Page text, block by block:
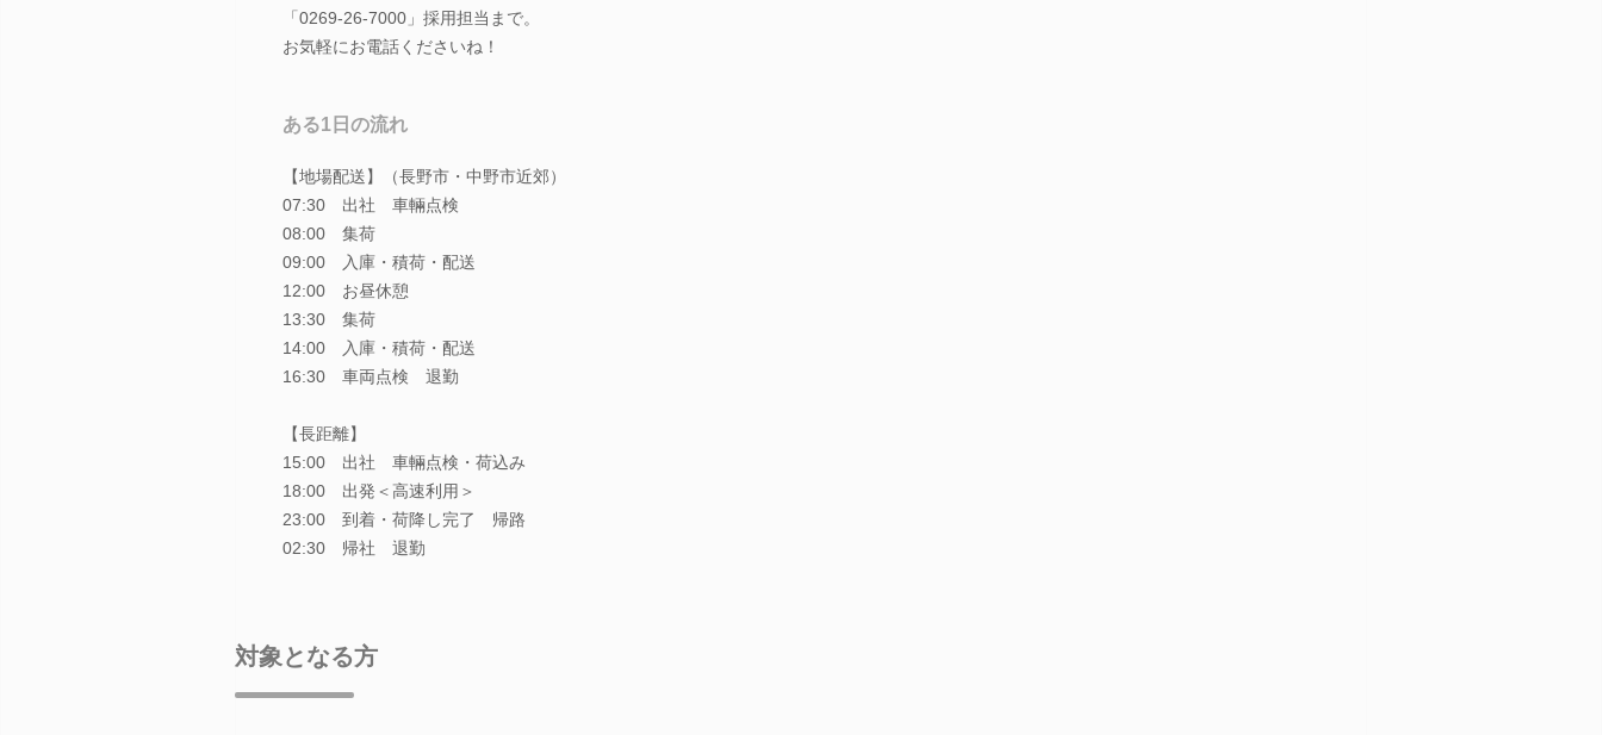
「0269-26-7000」採用担当まで。
お気軽にお電話くださいね！
ある1日の流れ
【地場配送】（長野市・中野市近郊）
07:30 出社 車輛点検
08:00 集荷
09:00 入庫・積荷・配送
12:00 お昼休憩
13:30 集荷
14:00 入庫・積荷・配送
16:30 車両点検 退勤
【長距離】
15:00 出社 車輛点検・荷込み
18:00 出発＜高速利用＞
23:00 到着・荷降し完了 帰路
02:30 帰社 退勤
対象となる方